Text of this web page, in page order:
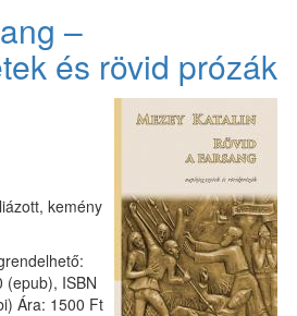
–
és rövid prózák
kemény
(epub), ISBN
Ára: 1500 Ft